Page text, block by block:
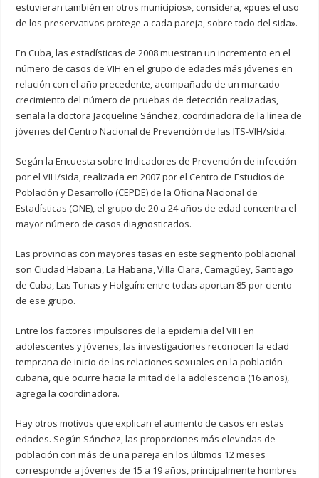
estuvieran también en otros municipios», considera, «pues el uso
de los preservativos protege a cada pareja, sobre todo del sida».
En Cuba, las estadísticas de 2008 muestran un incremento en el
número de casos de VIH en el grupo de edades más jóvenes en
relación con el año precedente, acompañado de un marcado
crecimiento del número de pruebas de detección realizadas,
señala la doctora Jacqueline Sánchez, coordinadora de la línea de
jóvenes del Centro Nacional de Prevención de las ITS-VIH/sida.
Según la Encuesta sobre Indicadores de Prevención de infección
por el VIH/sida, realizada en 2007 por el Centro de Estudios de
Población y Desarrollo (CEPDE) de la Oficina Nacional de
Estadísticas (ONE), el grupo de 20 a 24 años de edad concentra el
mayor número de casos diagnosticados.
Las provincias con mayores tasas en este segmento poblacional
son Ciudad Habana, La Habana, Villa Clara, Camagüey, Santiago
de Cuba, Las Tunas y Holguín: entre todas aportan 85 por ciento
de ese grupo.
Entre los factores impulsores de la epidemia del VIH en
adolescentes y jóvenes, las investigaciones reconocen la edad
temprana de inicio de las relaciones sexuales en la población
cubana, que ocurre hacia la mitad de la adolescencia (16 años),
agrega la coordinadora.
Hay otros motivos que explican el aumento de casos en estas
edades. Según Sánchez, las proporciones más elevadas de
población con más de una pareja en los últimos 12 meses
corresponde a jóvenes de 15 a 19 años, principalmente hombres